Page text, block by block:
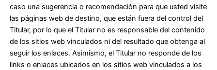
caso una sugerencia o recomendación para que usted visite
las páginas web de destino, que están fuera del control del
Titular, por lo que el Titular no es responsable del contenido
de los sitios web vinculados ni del resultado que obtenga al
seguir los enlaces. Asimismo, el Titular no responde de los
links o enlaces ubicados en los sitios web vinculados a los